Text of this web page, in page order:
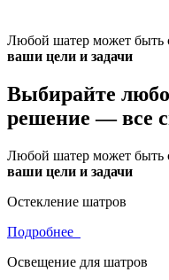
Любой шатер может быть
ваши цели и задачи
Выбирайте
решение —все
Любой шатер может быть
ваши цели и задачи
Остекление шатров
Подробнее
Освещение для шатров